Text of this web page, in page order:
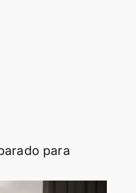
para